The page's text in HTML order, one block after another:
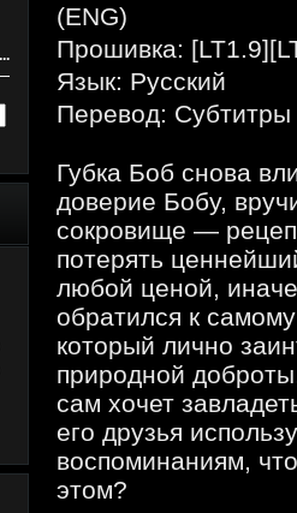
(ENG)
Прошивка:
Язык: Русский
Перевод: Субтитры
Губка Боб снова
доверие Бобу,
сокровище —
потерять
любой ценой,
обратился к
который лично
природной
сам хочет
его друзья
воспоминаниям,
этом?